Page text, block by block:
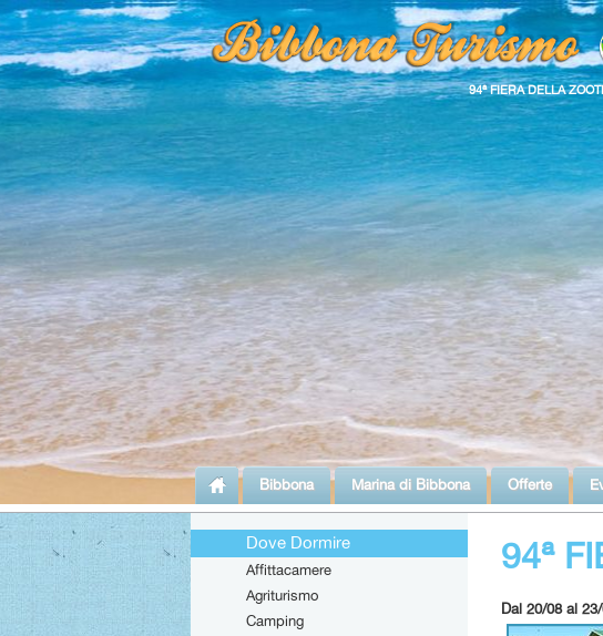
94ª FIERA DELLA
Bibbona Marina di Bibbona Offerte
Dove Dormire
Affittacamere
Agriturismo
Camping
94ª
Dal 20/08 al